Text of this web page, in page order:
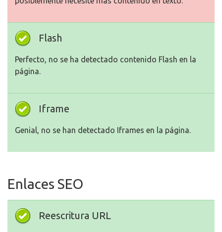
Flash
Perfecto, no se ha detectado contenido Flash en la
página.
Iframe
Genial, no se han detectado Iframes en la página.
Enlaces SEO
Reescritura URL